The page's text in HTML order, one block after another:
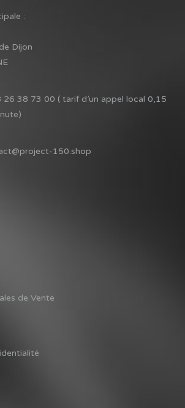
:
Dijon
26 38 73 00 ( tarif d’un appel local 0,15
150.shop
de Vente